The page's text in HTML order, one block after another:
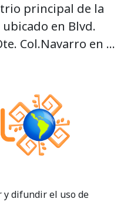
principal de la
en Blvd.
Col.Navarro en …
y difundir el uso de